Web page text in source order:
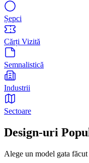
Șepci
Cărți Vizită
Semnalistică
Industrii
Sectoare
Design-uri
Alege un model gata făcut